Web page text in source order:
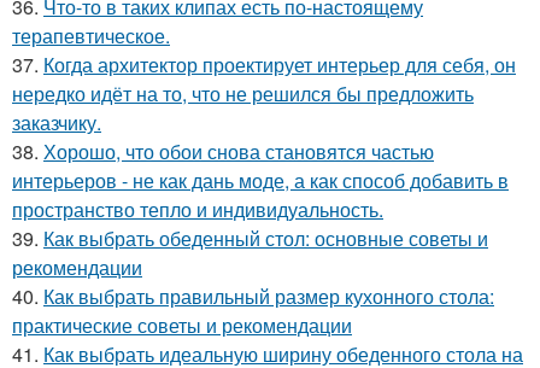
36. Что-то в таких клипах есть по-настоящему
терапевтическое.
37. Когда архитектор проектирует интерьер для себя, он
нередко идёт на то, что не решился бы предложить
заказчику.
38. Хорошо, что обои снова становятся частью
интерьеров - не как дань моде, а как способ добавить в
пространство тепло и индивидуальность.
39. Как выбрать обеденный стол: основные советы и
рекомендации
40. Как выбрать правильный размер кухонного стола:
практические советы и рекомендации
41. Как выбрать идеальную ширину обеденного стола на